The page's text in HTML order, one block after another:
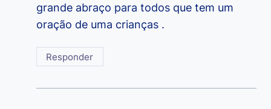
grande abraço para todos que tem um
oração de uma crianças .
Responder